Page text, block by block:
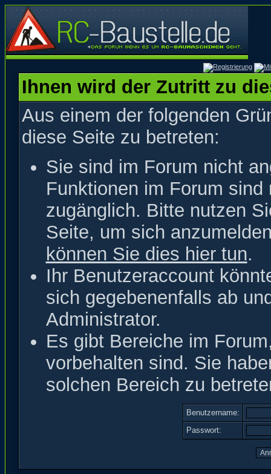
Ihnen wird der Zutritt zu
Aus einem der folgenden
diese Seite zu betreten:
Sie sind im Forum nicht
Funktionen im Forum
zugänglich. Bitte nutzen
Seite, um sich
können Sie dies hier tun.
Ihr Benutzeraccount
sich gegebenenfalls ab
Administrator.
Es gibt Bereiche im
vorbehalten sind. Sie
solchen Bereich zu
Benutzername:
Passwort: